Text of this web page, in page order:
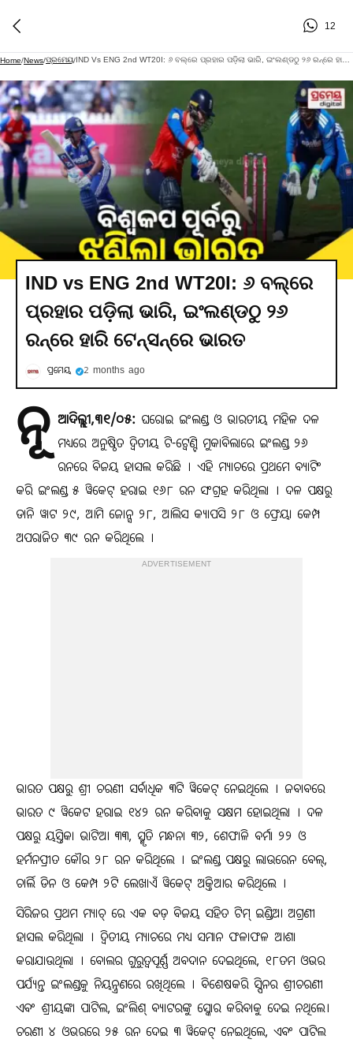
12
Home/News/ପ୍ରମେୟ/
IND vs ENG 2nd WT20I: ୬ ବଲ୍‌ରେ
ପ୍ରହାର ପଡ଼ିଲା ଭାରି, ଇଂଲଣ୍ଡଠୁ ୨୬
ରନ୍‌ରେ ହାରି ଟେନ୍‌ସନ୍‌ରେ ଭାରତ
ପ୍ରମେୟ 2 months ago
ନୂ ଆଦିଲ୍ଲୀ,୩୧/୦୫: ଘରୋଇ ଇଂଲଣ୍ଡ ଓ ଭାରତୀୟ ମହିଳ ଦଳ
ମଧ୍ୟରେ ଅନୁଷ୍ଠିତ ଦ୍ୱିତୀୟ ଟି-ଟ୍ୱେଣ୍ଟି ମୁକାବିଲାରେ ଇଂଲଣ୍ଡ ୨୬
ରନରେ ବିଜୟ ହାସଲ କରିଛି । ଏହି ମ୍ୟାଚରେ ପ୍ରଥମେ ବ୍ୟାଟିଂ
କରି ଇଂଲଣ୍ଡ ୫ ୱିକେଟ୍ ହରାଇ ୧୬୮ ରନ ସଂଗ୍ରହ କରିଥିଲା । ଦଳ ପକ୍ଷରୁ
ଡାନି ୱାଟ ୨୯, ଆମି ଜୋନ୍ସ ୨୮, ଆଲିସ କ୍ୟାପସି ୨୮ ଓ ଫ୍ରେୟା କେମ୍ପ
ଅପରାଜିତ ୩୯ ରନ କରିଥିଲେ ।
ADVERTISEMENT
ଭାରତ ପକ୍ଷରୁ ଶ୍ରୀ ଚରଣୀ ସର୍ବାଧିକ ୩ଟି ୱିକେଟ୍ ନେଇଥିଲେ । ଜବାବରେ
ଭାରତ ୯ ୱିକେଟ ହରାଇ ୧୪୨ ରନ କରିବାକୁ ସକ୍ଷମ ହୋଇଥିଲା । ଦଳ
ପକ୍ଷରୁ ୟସ୍ତିକା ଭାଟିଆ ୩୩, ସ୍ମୃତି ମନ୍ଧନା ୩୨, ଶେଫାଳି ବର୍ମା ୨୨ ଓ
ହର୍ମନପ୍ରୀତ କୌର ୨୮ ରନ କରିଥିଲେ । ଇଂଲଣ୍ଡ ପକ୍ଷରୁ ଲାଉରେନ ବେଲ୍,
ଚାର୍ଲି ଡିନ ଓ କେମ୍ପ ୨ଟି ଲେଖାଏଁ ୱିକେଟ୍ ଅକ୍ତିଆର କରିଥିଲେ ।
ସିରିଜର ପ୍ରଥମ ମ୍ୟାଚ୍ ରେ ଏକ ବଡ଼ ବିଜୟ ସହିତ ଟିମ୍ ଇଣ୍ଡିଆ ଅଗ୍ରଣୀ
ହାସଲ କରିଥିଲା । ଦ୍ୱିତୀୟ ମ୍ୟାଚରେ ମଧ୍ୟ ସମାନ ଫଳାଫଳ ଆଶା
କରାଯାଉଥିଲା । ବୋଲର ଗୁରୁତ୍ୱପୂର୍ଣ୍ଣ ଅବଦାନ ଦେଇଥିଲେ, ୧୮ତମ ଓଭର
ପର୍ଯ୍ୟନ୍ତ ଇଂଲଣ୍ଡକୁ ନିୟନ୍ତ୍ରଣରେ ରଖିଥିଲେ । ବିଶେଷକରି ସ୍ପିନର ଶ୍ରୀଚରଣୀ
ଏବଂ ଶ୍ରୀୟଙ୍କା ପାଟିଲ, ଇଂଲିଶ୍ ବ୍ୟାଟରଙ୍କୁ ସ୍କୋର କରିବାକୁ ଦେଇ ନଥିଲେ।
ଚରଣୀ ୪ ଓଭରରେ ୨୫ ରନ ଦେଇ ୩ ୱିକେଟ୍ ନେଇଥିଲେ, ଏବଂ ପାଟିଲ